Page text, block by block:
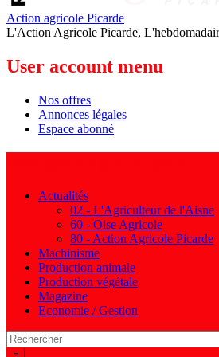
Action agricole Picarde
L'Action Agricole Picarde,
User account menu
Nos offres
Annonces légales
Espace abonné
Actualités
02 - L'Agriculteur de l'Aisne
60 - Oise Agricole
80 - Action Agricole Picarde
Machinisme
Production animale
Production végétale
Magazine
Economie / Gestion